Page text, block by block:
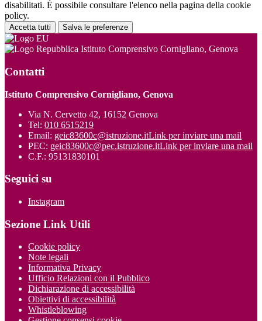
disabilitati. È possibile consultare l'elenco nella pagina della cookie
policy.
Accetta tutti Salva le preferenze
Istituto Comprensivo Cornigliano, Genova
Contatti
Istituto Comprensivo Cornigliano, Genova
Via N. Cervetto 42, 16152 Genova
Tel: 010 6515219
Email: geic83600c@istruzione.itLink per inviare una mail
PEC: geic83600c@pec.istruzione.itLink per inviare una mail
C.F.: 95131830101
Seguici su
Instagram
Sezione Link Utili
Cookie policy
Note legali
Informativa Privacy
Ufficio Relazioni con il Pubblico
Dichiarazione di accessibilità
Obiettivi di accessibilità
Whistleblowing